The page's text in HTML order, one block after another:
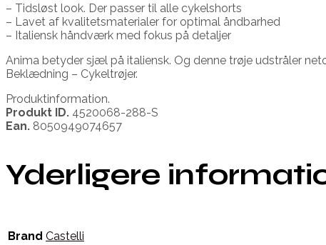
– Tidsløst look. Der passer til alle cykelshorts
– Lavet af kvalitetsmaterialer for optimal åndbarhed
– Italiensk håndværk med fokus på detaljer
Anima betyder sjæl på italiensk. Og denne trøje udstråler
Beklædning – Cykeltrøjer.
Produktinformation.
Produkt ID. 4520068-288-S
Ean. 8050949074657
Yderligere
Brand Castelli